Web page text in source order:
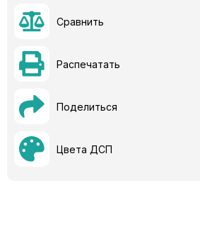
Сравнить
Распечатать
Поделиться
Цвета ДСП